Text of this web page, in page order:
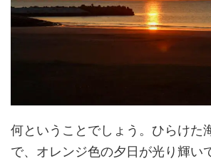
何ということでしょう。ひらけた
で、オレンジ色の夕日が光り輝い